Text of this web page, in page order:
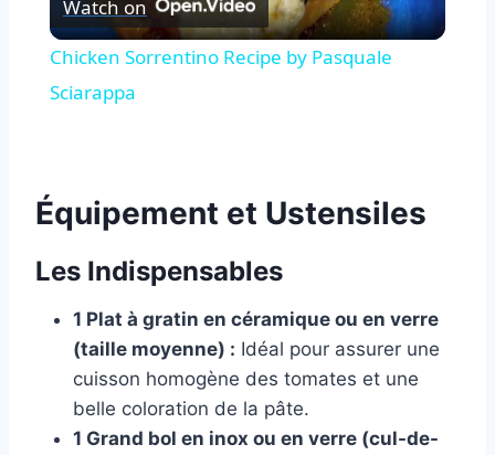
Video
Watch on
Chicken Sorrentino Recipe by Pasquale
Sciarappa
Équipement et Ustensiles
Les Indispensables
1 Plat à gratin en céramique ou en verre
(taille moyenne) : Idéal pour assurer une
cuisson homogène des tomates et une
belle coloration de la pâte.
1 Grand bol en inox ou en verre (cul-de-